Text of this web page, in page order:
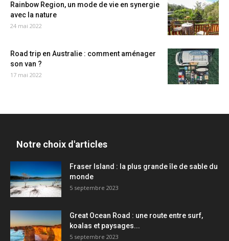
Rainbow Region, un mode de vie en synergie
avec la nature
24 mai 2022
Road trip en Australie : comment aménager
son van ?
17 mai 2022
Notre choix d'articles
Fraser Island : la plus grande île de sable du
monde
5 septembre 2023
Great Ocean Road : une route entre surf,
koalas et paysages...
5 septembre 2023